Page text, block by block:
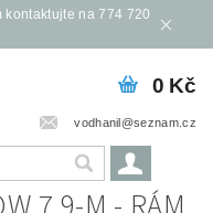
na 774 720
vodhanil@seznam.cz
0 Kč